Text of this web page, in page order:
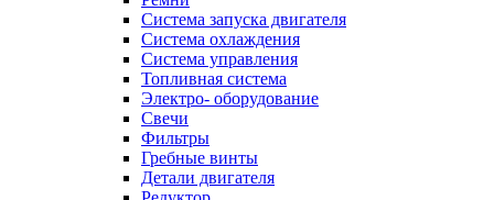
Система запуска двигателя
Система охлаждения
Система управления
Топливная система
Электро- оборудование
Свечи
Фильтры
Гребные винты
Детали двигателя